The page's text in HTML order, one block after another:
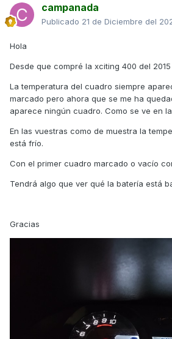
campanada
Publicado 21 de Diciembre del
Hola
Desde que compré la xciting 400 del
La temperatura del cuadro siempre
marcado pero ahora que se me ha
aparece ningún cuadro. Como se ve en
En las vuestras como de muestra la
está frío.
Con el primer cuadro marcado o vacío
Tendrá algo que ver qué la batería está
Gracias